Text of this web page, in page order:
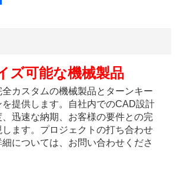
ズ可能な機械製品
カスタムの機械製品とターンキー
を提供します。自社内でのCAD設計
迅速な納期、お客様の要件との完
ます。プロジェクトの打ち合わせ
については、お問い合わせくださ